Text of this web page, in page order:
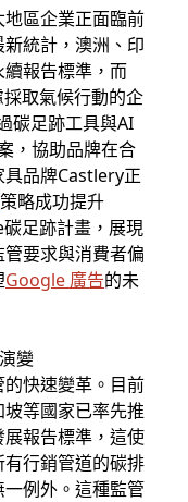
區企業正面臨前
統計，澳洲、印
報告標準，而
取氣候行動的企
碳足跡工具與AI
，協助品牌在合
品牌Castlery正
策略成功提升
足跡計畫，展現
要求與消費者偏
Google 廣告的未
變
快速變革。目前
等國家已率先推
報告標準，這使
行銷管道的碳排
例外。這種監管